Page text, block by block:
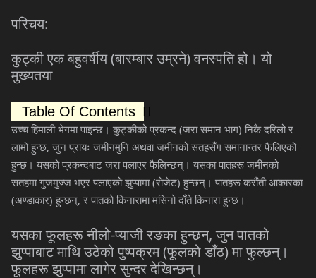
परिचय:
कुट्की एक बहुवर्षीय(बारम्बार उम्रने)वनस्पति हो। यो
मुख्यतया
Table Of Contents
उच्च हिमाली भेगमा पाइन्छ। कुट्कीको प्रकन्द (जरा समान भाग) निकै दरिलो र
लामो हुन्छ, जुन प्रायः जमीनमुनि अथवा जमीनको सतहसँग समानान्तर फैलिएको
हुन्छ। यसको प्रकन्दबाट जरा पलाएर फैलिन्छन्। यसका पातहरू जमीनको
सतहमा गुजमुज्ज भएर पलाएको झुप्पामा(रोजेट) हुन्छन्। पातहरू करौंती आकारका
(अण्डाकार) हुन्छन्, र पातको किनारामा मसिनो दाँते किनारा हुन्छ।
यसका फूलहरू नीलो-प्याजी रङका हुन्छन्,जुन पातको
झुप्पाबाट माथि उठेको पुष्पक्रम(फूलको डाँठ)मा फुल्छन्।
फूलहरू झुप्पामा लागेर सुन्दर देखिन्छन्।